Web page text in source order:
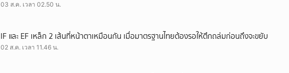
03 ส.ค. เวลา 02.50 น.
IF และ EF เหล็ก 2 เส้นที่หน้าตาเหมือนกัน เมื่อมาตรฐานไทยต้องรอให้ตึกถล่มก่อนถึงจะขยับ
02 ส.ค. เวลา 11.46 น.